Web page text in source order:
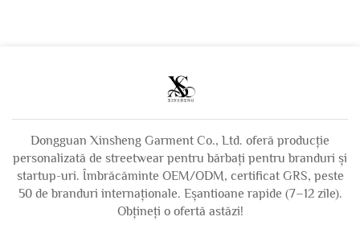
distressed, pentru
bărbați
Dongguan Xinsheng Garment Co., Ltd. oferă producție
personalizată de streetwear pentru bărbați pentru branduri și
startup-uri. Îmbrăcăminte OEM/ODM, certificat GRS, peste
50 de branduri internaționale. Eșantioane rapide (7–12 zile).
Obțineți o ofertă astăzi!